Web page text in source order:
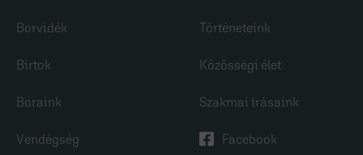
Borvidék
Birtok
Boraink
Vendégség
Történeteink
Közösségi élet
Szakmai írásaink
Facebook